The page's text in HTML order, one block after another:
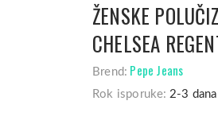
ŽENSKE
CHELSEA
Brend: Pepe Jeans
Rok isporuke: 2-3 dana